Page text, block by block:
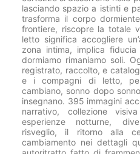
lasciando spazio a istinti e
trasforma il corpo
frontiere, riscopre la totale
letto significa accogliere
zona intima, implica
dormiamo rimaniamo soli.
registrato, raccolto, e
e i compagni di letto,
cambiano, sonno dopo
insegnano. 395 immagini
narrativo, collezione
esperienze notturne,
risveglio, il ritorno alla
cambiamento nei dettagli